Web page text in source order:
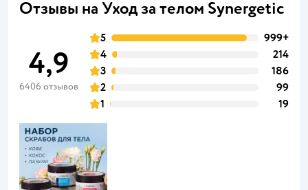
Отзывы на Уход за телом Synergetic
4,9
6406 отзывов
5
999+
4
214
3
186
2
99
1
19